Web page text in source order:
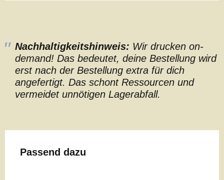
Nachhaltigkeitshinweis: Wir drucken on-
demand! Das bedeutet, deine Bestellung wird
erst nach der Bestellung extra für dich
angefertigt. Das schont Ressourcen und
vermeidet unnötigen Lagerabfall.
Produktgalerie überspringen
Passend dazu